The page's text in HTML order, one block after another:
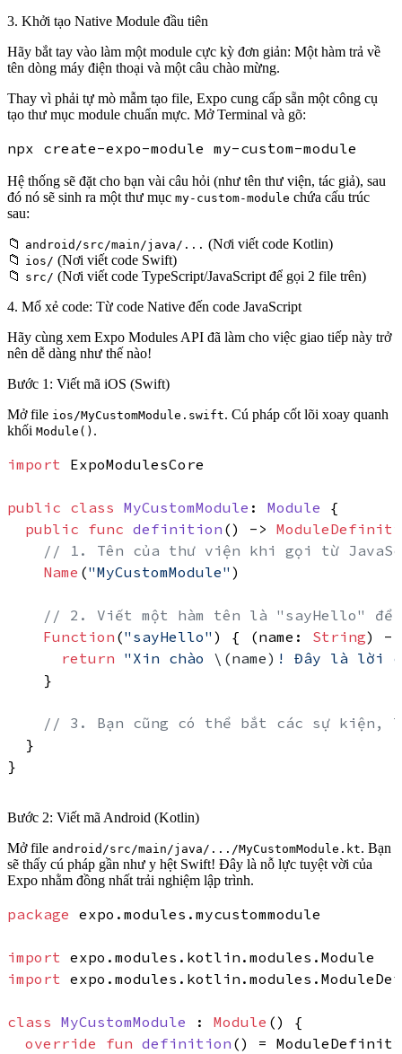
3. Khởi tạo Native Module đầu tiên
Hãy bắt tay vào làm một module cực kỳ đơn giản: Một hàm trả về
tên dòng máy điện thoại và một câu chào mừng.
Thay vì phải tự mò mẫm tạo file, Expo cung cấp sẵn một công cụ
tạo thư mục module chuẩn mực. Mở Terminal và gõ:
Hệ thống sẽ đặt cho bạn vài câu hỏi (như tên thư viện, tác giả), sau
đó nó sẽ sinh ra một thư mục my-custom-module chứa cấu trúc
sau:
📁 android/src/main/java/... (Nơi viết code Kotlin)
📁 ios/ (Nơi viết code Swift)
📁 src/ (Nơi viết code TypeScript/JavaScript để gọi 2 file trên)
4. Mổ xẻ code: Từ code Native đến code JavaScript
Hãy cùng xem Expo Modules API đã làm cho việc giao tiếp này trở
nên dễ dàng như thế nào!
Bước 1: Viết mã iOS (Swift)
Mở file ios/MyCustomModule.swift. Cú pháp cốt lõi xoay quanh
khối Module() .
import ExpoModulesCore
public class MyCustomModule : Module {
public func definition () ->
// 1. Tên của thư viện khi gọi từ
Name ("MyCustomModule" )
// 2. Viết một hàm tên là "sayHello" để
Function ("sayHello" ) { (name: String) -
return "Xin chào \(name) ! Đây là lời
    }
// 3. Bạn cũng có thể bắt các sự kiện,
  }
}
Bước 2: Viết mã Android (Kotlin)
Mở file android/src/main/java/.../MyCustomModule.kt. Bạn
sẽ thấy cú pháp gần như y hệt Swift! Đây là nỗ lực tuyệt vời của
Expo nhằm đồng nhất trải nghiệm lập trình.
package expo.modules.mycustommodule
import
import
class MyCustomModule : Module () {
override
fun definition ()
=